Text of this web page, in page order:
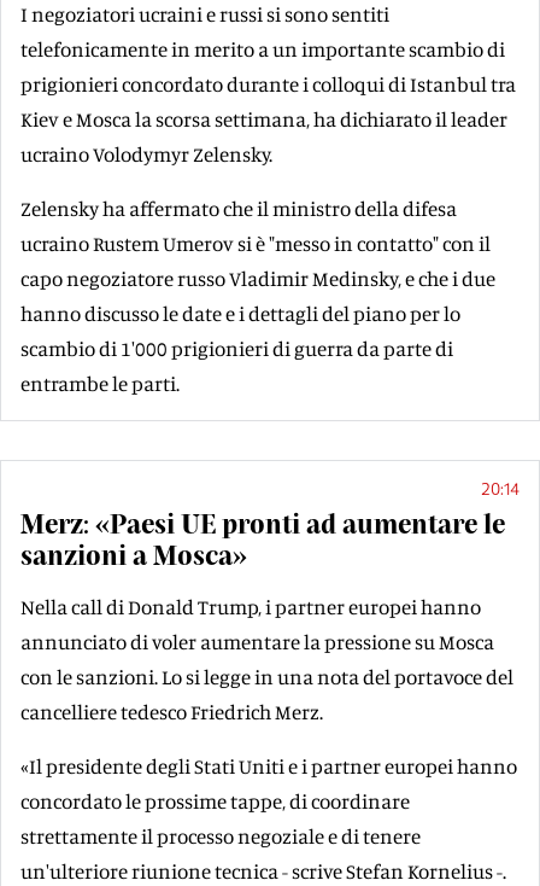
I negoziatori ucraini e russi si sono sentiti
telefonicamente in merito a un importante scambio di
prigionieri concordato durante i colloqui di Istanbul tra
Kiev e Mosca la scorsa settimana, ha dichiarato il leader
ucraino Volodymyr Zelensky.
Zelensky ha affermato che il ministro della difesa
ucraino Rustem Umerov si è "messo in contatto" con il
capo negoziatore russo Vladimir Medinsky, e che i due
hanno discusso le date e i dettagli del piano per lo
scambio di 1'000 prigionieri di guerra da parte di
entrambe le parti.
20:14
Merz: «Paesi UE pronti ad aumentare le
sanzioni a Mosca»
Nella call di Donald Trump, i partner europei hanno
annunciato di voler aumentare la pressione su Mosca
con le sanzioni. Lo si legge in una nota del portavoce del
cancelliere tedesco Friedrich Merz.
«Il presidente degli Stati Uniti e i partner europei hanno
concordato le prossime tappe, di coordinare
strettamente il processo negoziale e di tenere
un'ulteriore riunione tecnica - scrive Stefan Kornelius -.